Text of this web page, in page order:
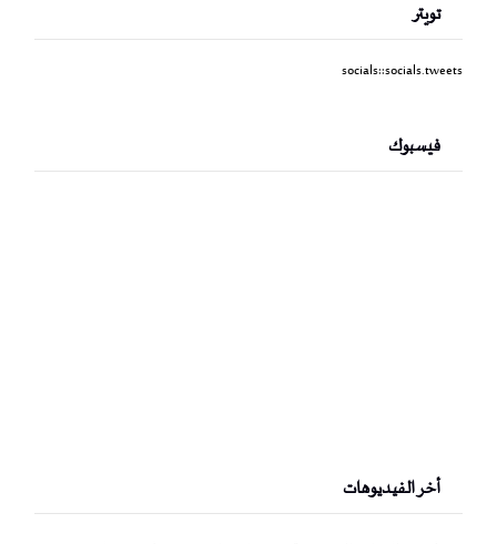
تويتر
socials::socials.tweets
فيسبوك
أخر الفيديوهات